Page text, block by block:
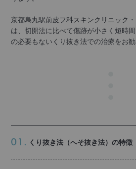
京都烏丸駅前皮フ科スキンクリニック
は、切開法に比べて傷跡が小さく短時
の必要もないくり抜き法での治療をお勧
くり抜き法（へそ抜き法）の特徴